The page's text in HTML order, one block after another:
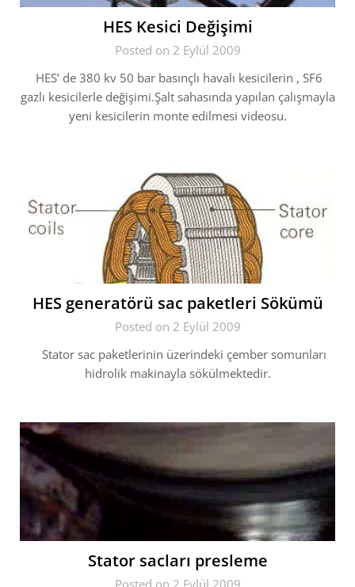
HES Kesici Değişimi
Posted on 2 Eylül 2009
HES’ de 380 kv 50 bar basınçlı havalı kesicilerin , SF6
gazlı kesicilerle değişimi.Şalt sahasında yapılan çalışmayla
yeni kesicilerin monte edilmesi videosu.
HES generatörü sac paketleri Sökümü
Posted on 2 Eylül 2009
Stator sac paketlerinin üzerindeki çember somunları
hidrolik makinayla sökülmektedir.
Stator sacları presleme
Posted on 2 Eylül 2009